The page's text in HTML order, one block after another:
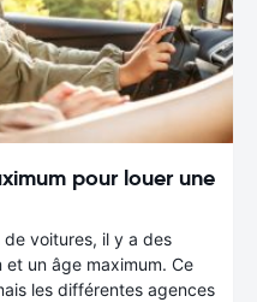
pour louer une
voitures, il y a des
et un âge maximum. Ce
les différentes agences